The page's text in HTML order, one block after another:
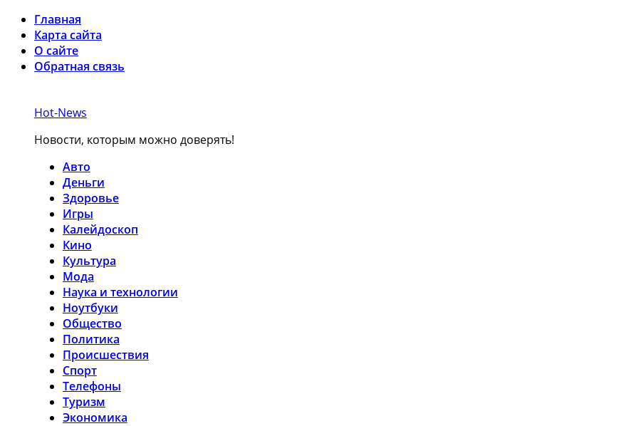
Главная
Карта сайта
О сайте
Обратная связь
Hot-News
Новости, которым можно доверять!
Авто
Деньги
Здоровье
Игры
Калейдоскоп
Кино
Культура
Мода
Наука и технологии
Ноутбуки
Общество
Политика
Происшествия
Спорт
Телефоны
Туризм
Экономика